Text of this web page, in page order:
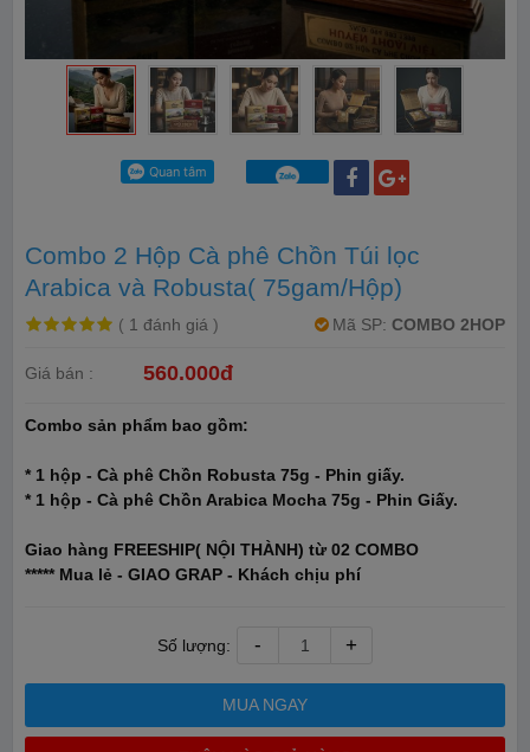
Combo 2 Hộp Cà phê Chồn Túi lọc
Arabica và Robusta( 75gam/Hộp)
( 1 đánh giá ) Mã SP: COMBO 2HOP
Giá bán : 560.000đ
Combo sản phẩm bao gồm:
* 1 hộp - Cà phê Chồn Robusta 75g - Phin giấy.
* 1 hộp - Cà phê Chồn Arabica Mocha 75g - Phin Giấy.
Giao hàng FREESHIP( NỘI THÀNH) từ 02 COMBO
***** Mua lẻ - GIAO GRAP - Khách chịu phí
Số lượng: - +
MUA NGAY